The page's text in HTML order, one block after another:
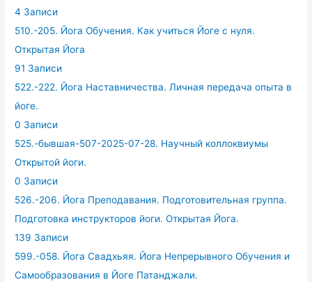
4 Записи
510.-205. Йога Обучения. Как учиться Йоге с нуля.
Открытая Йога
91 Записи
522.-222. Йога Наставничества. Личная передача опыта в
йоге.
0 Записи
525.-бывшая-507-2025-07-28. Научный коллоквиумы
Открытой йоги.
0 Записи
526.-206. Йога Преподавания. Подготовительная группа.
Подготовка инструкторов йоги. Открытая Йога.
139 Записи
599.-058. Йога Свадхьяя. Йога Непрерывного Обучения и
Самообразования в Йоге Патанджали.